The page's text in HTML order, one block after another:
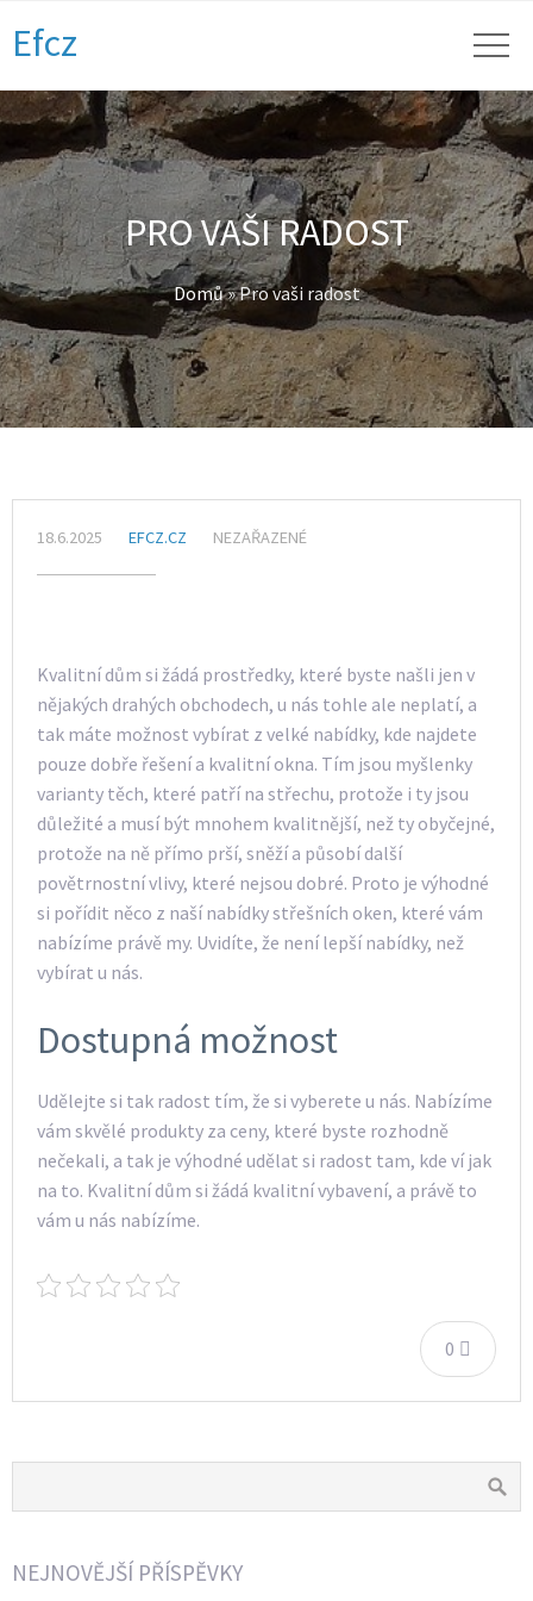
Efcz
PRO VAŠI RADOST
Domů»Pro vaši radost
18.6.2025 EFCZ.CZ NEZAŘAZENÉ
Kvalitní dům si žádá prostředky, které byste našli jen v
nějakých drahých obchodech, u nás tohle ale neplatí, a
tak máte možnost vybírat z velké nabídky, kde najdete
pouze dobře řešení a kvalitní okna. Tím jsou myšlenky
varianty těch, které patří na střechu, protože i ty jsou
důležité a musí být mnohem kvalitnější, než ty obyčejné,
protože na ně přímo prší, sněží a působí další
povětrnostní vlivy, které nejsou dobré. Proto je výhodné
si pořídit něco z naší nabídkystřešních oken, které vám
nabízíme právě my. Uvidíte, že není lepší nabídky, než
vybírat u nás.
Dostupná možnost
Udělejte si tak radost tím, že si vyberete u nás. Nabízíme
vám skvělé produkty za ceny, které byste rozhodně
nečekali, a tak je výhodné udělat si radost tam, kde ví jak
na to. Kvalitní dům si žádá kvalitní vybavení, a právě to
vám u nás nabízíme.
0
NEJNOVĚJŠÍ PŘÍSPĚVKY